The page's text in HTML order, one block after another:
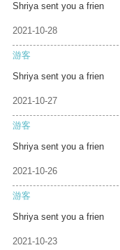
Shriya sent you a frien
2021-10-28
游客
Shriya sent you a frien
2021-10-27
游客
Shriya sent you a frien
2021-10-26
游客
Shriya sent you a frien
2021-10-23